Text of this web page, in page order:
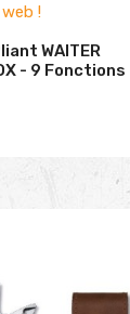
!
WAITER
- 9 Fonctions
AU